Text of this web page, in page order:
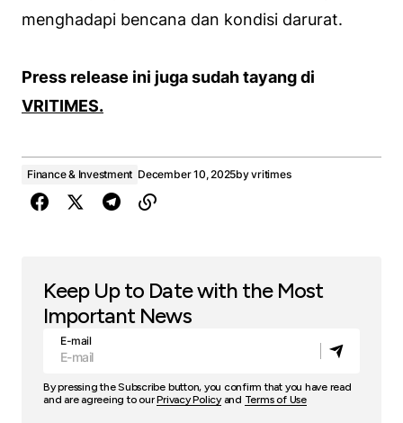
menghadapi bencana dan kondisi darurat.
Press release ini juga sudah tayang di
VRITIMES.
Finance & Investment December 10, 2025byvritimes
Keep Up to Date with the Most
Important News
E-mail
By pressing the Subscribe button, you confirm that you have read
and are agreeing to ourPrivacy Policyand Terms of Use